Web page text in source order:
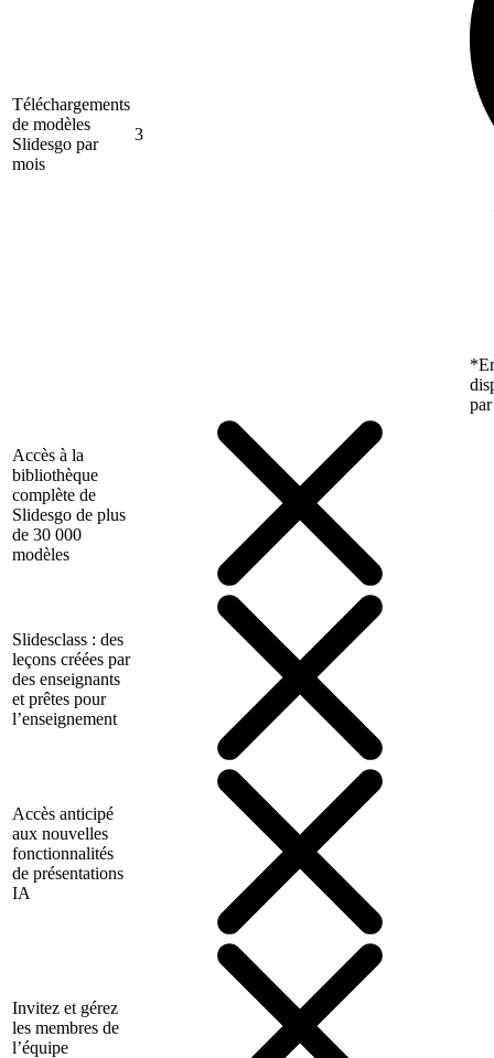
Téléchargements
de modèles
Slidesgo par
mois
3
Accès à la
bibliothèque
complète de
Slidesgo de plus
de 30 000
modèles
Slidesclass : des
leçons créées par
des enseignants
et prêtes pour
l’enseignement
Accès anticipé
aux nouvelles
fonctionnalités
de présentations
IA
Invitez et gérez
les membres de
l’équipe